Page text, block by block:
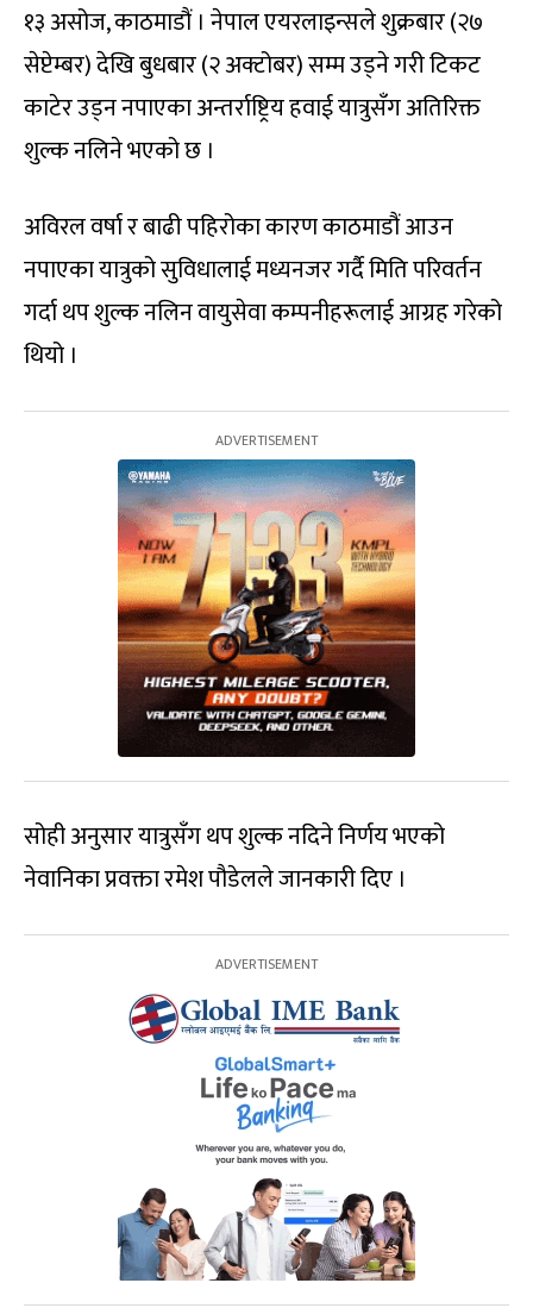
१३ असोज, काठमाडौं । नेपाल एयरलाइन्सले शुक्रबार (२७
सेप्टेम्बर) देखि बुधबार (२ अक्टोबर) सम्म उड्ने गरी टिकट
काटेर उड्न नपाएका अन्तर्राष्ट्रिय हवाई यात्रुसँग अतिरिक्त
शुल्क नलिने भएको छ ।
अविरल वर्षा र बाढी पहिरोका कारण काठमाडौं आउन
नपाएका यात्रुको सुविधालाई मध्यनजर गर्दै मिति परिवर्तन
गर्दा थप शुल्क नलिन वायुसेवा कम्पनीहरूलाई आग्रह गरेको
थियो ।
सोही अनुसार यात्रुसँग थप शुल्क नदिने निर्णय भएको
नेवानिका प्रवक्ता रमेश पौडेलले जानकारी दिए ।